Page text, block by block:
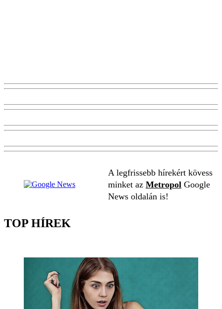
A legfrissebb hírekért kövess
minket az Metropol Google
News oldalán is!
TOP HÍREK